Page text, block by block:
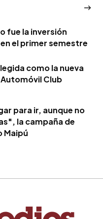
fue la inversión
el primer semestre
como la nueva
Club
para ir, aunque no
la campaña de
Maipú